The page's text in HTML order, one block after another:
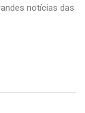
notícias das